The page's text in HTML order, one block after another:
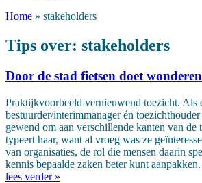
Home » stakeholders
Tips over: stakeholders
Door de stad fietsen doet
Praktijkvoorbeeld vernieuwend toezicht. Als
bestuurder/interimmanager én
gewend om aan verschillende kanten van de
typeert haar, want al vroeg was ze
van organisaties, de rol die mensen daarin
kennis bepaalde zaken beter kunt
lees verder »